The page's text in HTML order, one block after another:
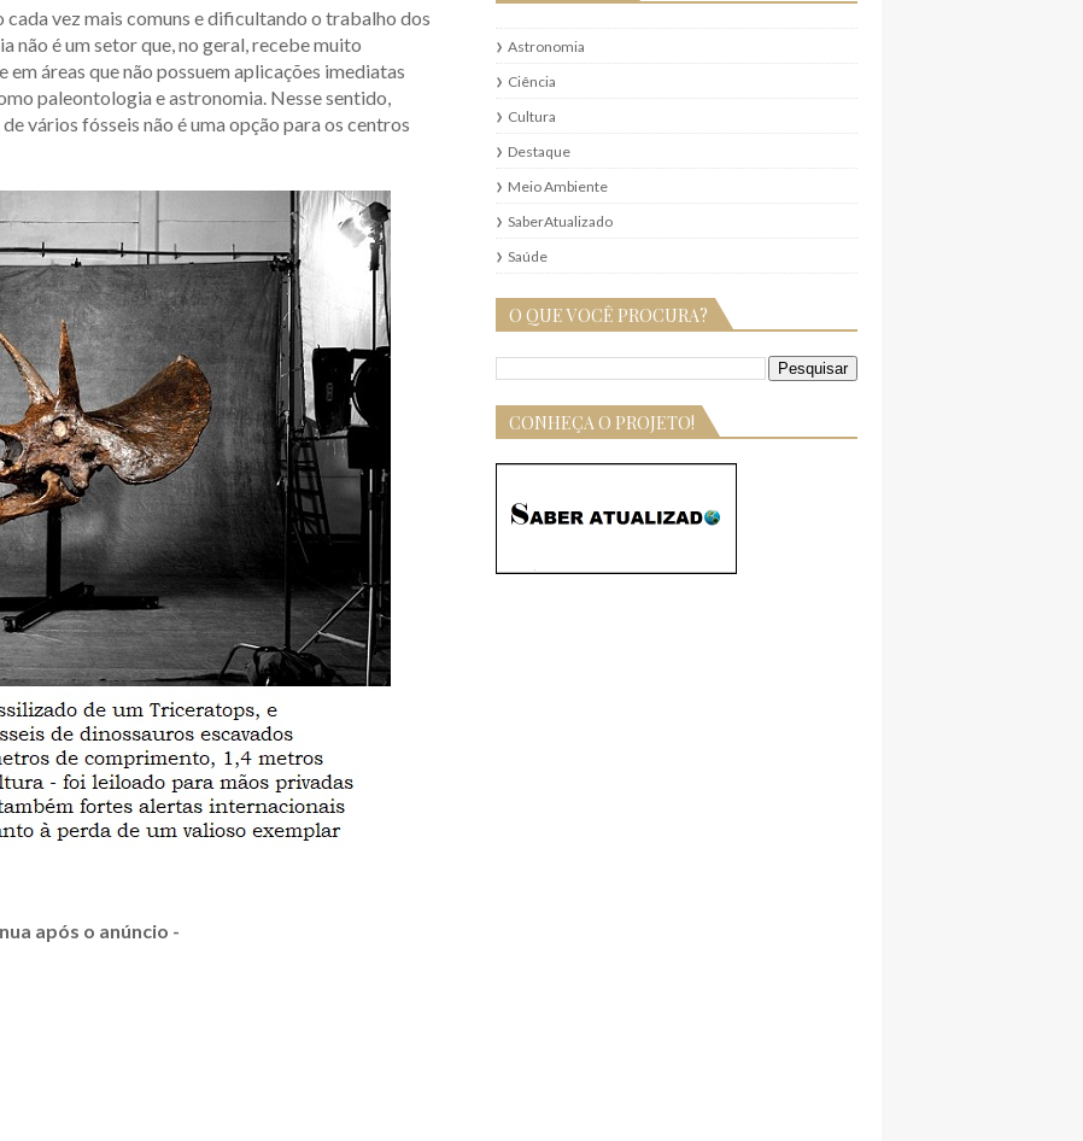
cada vez mais comuns e dificultando o trabalho dos
não é um setor que, no geral, recebe muito
áreas que não possuem aplicações imediatas
paleontologia e astronomia. Nesse sentido,
vários fósseis não é uma opção para os centros
após o anúncio -
Astronomia
Ciência
Cultura
Destaque
Meio Ambiente
SaberAtualizado
Saúde
O QUE VOCÊ PROCURA?
CONHEÇA O PROJETO!